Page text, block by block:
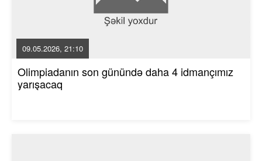
09.05.2026, 21:10
Olimpiadanın son günündə daha 4 idmançımız
yarışacaq